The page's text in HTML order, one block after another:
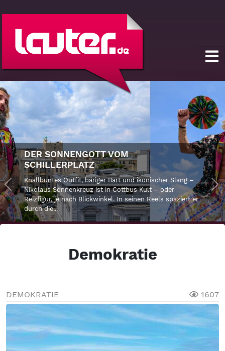
DER SONNENGOTT VOM
SCHILLERPLATZ
Knallbuntes Outfit, bäriger Bart und ikonischer Slang –
Nikolaus Sonnenkreuz ist in Cottbus Kult – oder
Reizfigur, je nach Blickwinkel. In seinen Reels spaziert er
durch die...
Previous
Demokratie
DEMOKRATIE 1607